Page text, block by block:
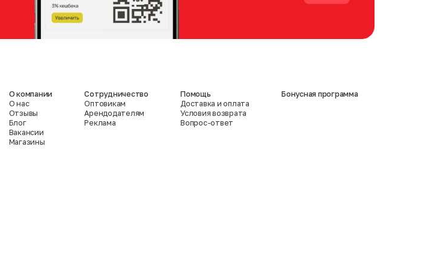
О компании
О нас
Отзывы
Блог
Вакансии
Магазины
Сотрудничество
Оптовикам
Арендодателям
Реклама
Помощь
Доставка и оплата
Условия возврата
Вопрос-ответ
Бонусная программа